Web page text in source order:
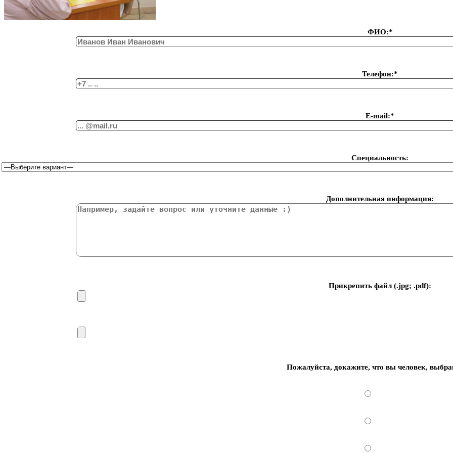
ФИО:*
Телефон:*
Е-mail:*
Специальность:
Дополнительная информация:
Прикрепить файл (.jpg; .pdf):
Пожалуйста, докажите, что вы человек,